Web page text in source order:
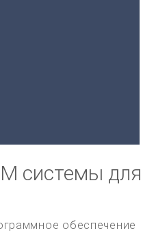
системы для
обеспечение